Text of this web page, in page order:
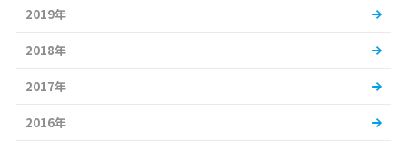
2019年
2018年
2017年
2016年